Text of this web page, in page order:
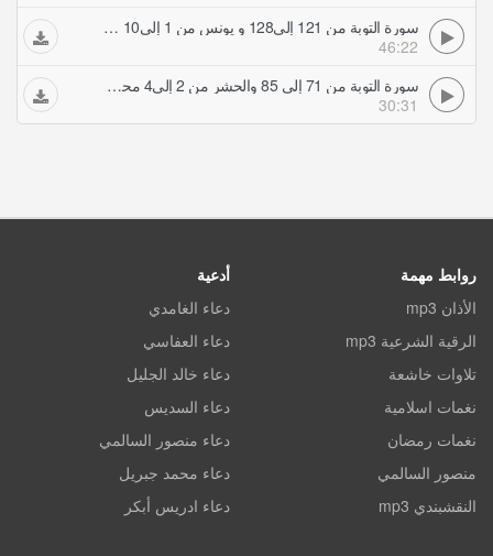
سورة التوبة من 121 إلى128 و يونس من 1 إلى10 محمد رفعت تلاوات مجودة
46:22
سورة التوبة من 71 إلى 85 والحشر من 2 إلى4 محمد رفعت تلاوات مجودة
30:31
روابط مهمة
الأذان mp3
الرقية الشرعية mp3
تلاوات خاشعة
نغمات اسلامية
نغمات رمضان
منصور السالمي
النقشبندي mp3
أدعية
دعاء الغامدي
دعاء العفاسي
دعاء خالد الجليل
دعاء السديس
دعاء منصور السالمي
دعاء محمد جبريل
دعاء ادريس أبكر